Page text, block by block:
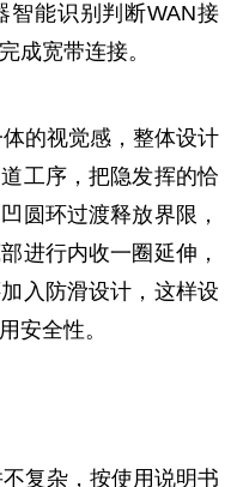
智能识别判断WAN接
成宽带连接。
的视觉感，整体设计
工序，把隐发挥的恰
圆环过渡释放界限，
进行内收一圈延伸，
入防滑设计，这样设
安全性。
复杂，按使用说明书